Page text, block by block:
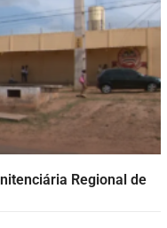
Regional de